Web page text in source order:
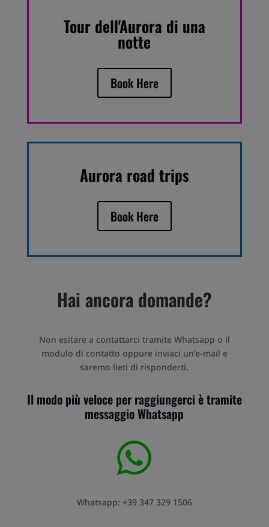
Tour dell'Aurora di una
notte
Book Here
Aurora road trips
Book Here
Hai ancora domande?
Non esitare a contattarci tramite Whatsapp o il
modulo di contatto oppure inviaci un’e-mail e
saremo lieti di risponderti.
Il modo più veloce per raggiungerci è tramite
messaggio Whatsapp

Whatsapp: +39 347 329 1506